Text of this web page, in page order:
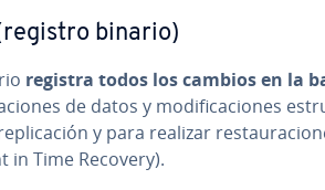
binario)
registra todos los cambios en la
de datos y mo­di­fi­ca­cio­nes
y para realizar
in Time Recovery).